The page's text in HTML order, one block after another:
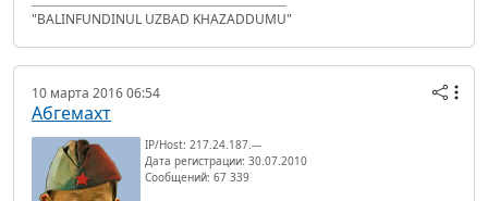
"BALINFUNDINUL UZBAD KHAZADDUMU"
10 марта 2016 06:54
Абгемахт
IP/Host: 217.24.187.---
Дата регистрации: 30.07.2010
Сообщений: 67 339